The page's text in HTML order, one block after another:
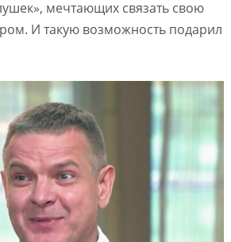
мечтающих связать свою
И такую возможность подарил